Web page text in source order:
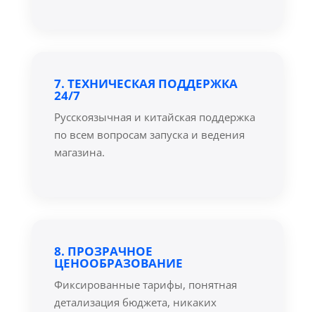
7. ТЕХНИЧЕСКАЯ ПОДДЕРЖКА
24/7
Русскоязычная и китайская поддержка
по всем вопросам запуска и ведения
магазина.
8. ПРОЗРАЧНОЕ
ЦЕНООБРАЗОВАНИЕ
Фиксированные тарифы, понятная
детализация бюджета, никаких